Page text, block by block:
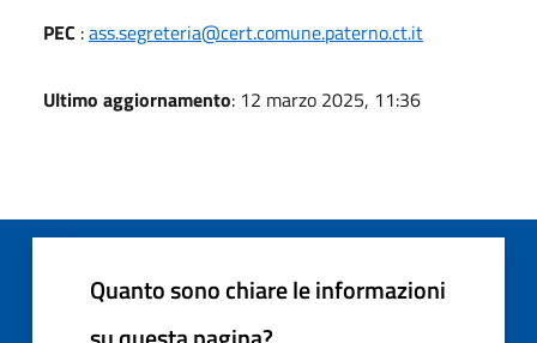
PEC :ass.segreteria@cert.comune.paterno.ct.it
Ultimo aggiornamento: 12 marzo 2025, 11:36
Quanto sono chiare le informazioni